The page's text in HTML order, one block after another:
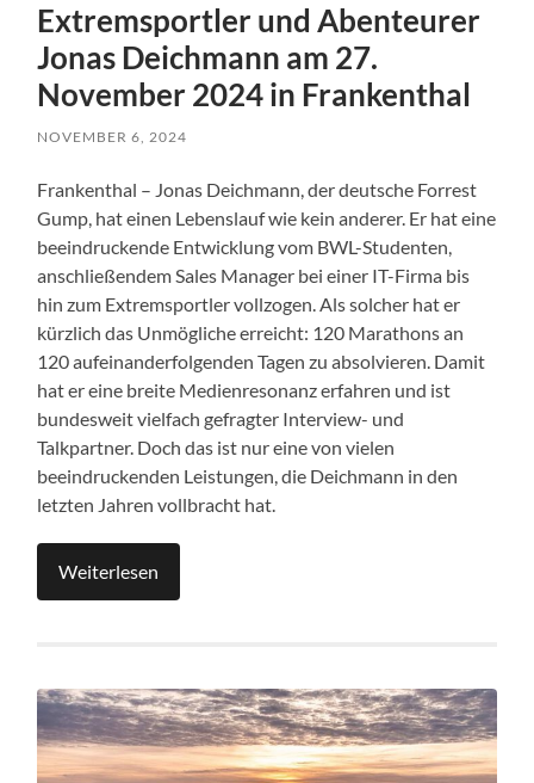
Extremsportler und Abenteurer
Jonas Deichmann am 27.
November 2024 in Frankenthal
NOVEMBER 6, 2024
Frankenthal – Jonas Deichmann, der deutsche Forrest
Gump, hat einen Lebenslauf wie kein anderer. Er hat eine
beeindruckende Entwicklung vom BWL-Studenten,
anschließendem Sales Manager bei einer IT-Firma bis
hin zum Extremsportler vollzogen. Als solcher hat er
kürzlich das Unmögliche erreicht: 120 Marathons an
120 aufeinanderfolgenden Tagen zu absolvieren. Damit
hat er eine breite Medienresonanz erfahren und ist
bundesweit vielfach gefragter Interview- und
Talkpartner. Doch das ist nur eine von vielen
beeindruckenden Leistungen, die Deichmann in den
letzten Jahren vollbracht hat.
Weiterlesen